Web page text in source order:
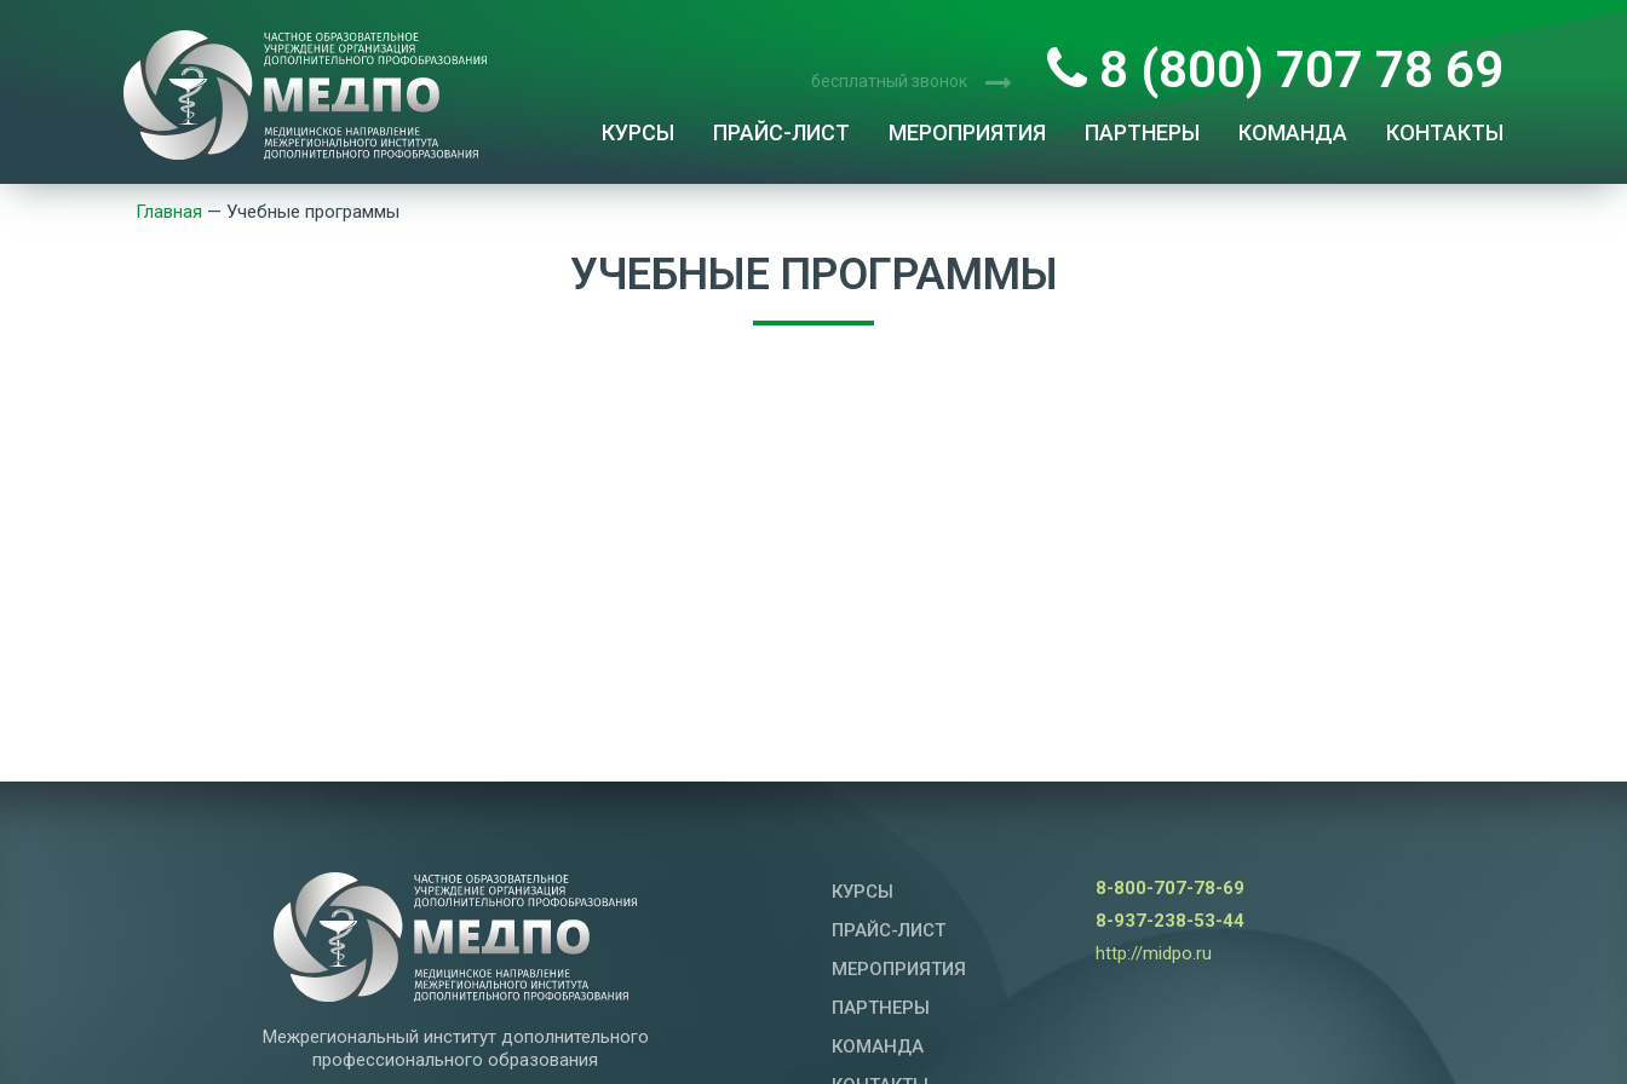
бесплатный звонок 8 (800) 707 78 69
КУРСЫ ПРАЙС-ЛИСТ МЕРОПРИЯТИЯ ПАРТНЕРЫ КОМАНДА КОНТАКТЫ
Главная — Учебные программы
УЧЕБНЫЕ ПРОГРАММЫ
Межрегиональный институт дополнительного
профессионального образования
КУРСЫ
ПРАЙС-ЛИСТ
МЕРОПРИЯТИЯ
ПАРТНЕРЫ
КОМАНДА
8-800-707-78-69
8-937-238-53-44
http://midpo.ru